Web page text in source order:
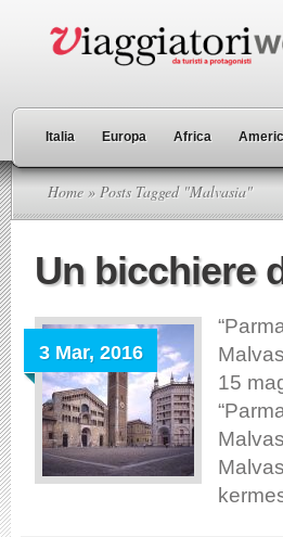
Italia Europa Africa
Home » Posts Tagged "Malvasia"
Un bicchiere
3 Mar, 2016
15